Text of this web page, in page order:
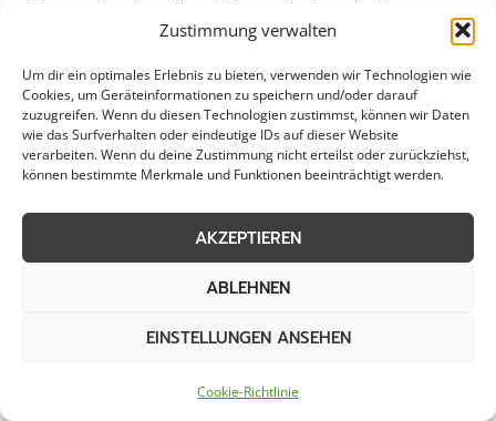
Zustimmung verwalten
Um dir ein optimales Erlebnis zu bieten, verwenden wir Technologien wie
Cookies, um Geräteinformationen zu speichern und/oder darauf
zuzugreifen. Wenn du diesen Technologien zustimmst, können wir Daten
wie das Surfverhalten oder eindeutige IDs auf dieser Website
verarbeiten. Wenn du deine Zustimmung nicht erteilst oder zurückziehst,
können bestimmte Merkmale und Funktionen beeinträchtigt werden.
AKZEPTIEREN
ABLEHNEN
EINSTELLUNGEN ANSEHEN
Cookie-Richtlinie
Die professionellen Pflanzarbeiten in Horn-
Lehe bieten maßgeschneiderte Lösungen für
jede Anforderung. Egal, ob es um die
Neugestaltung eines Privatgartens, die
Begrünung von öffentlichen Plätzen oder die
Pflege von Grünanlagen geht – die Experten
setzen ihr Fachwissen und ihre Erfahrung ein,
um individuelle Kundenwünsche zu erfüllen
kreativen Konzepten und professioneller
Lehe und schaffen grüne Lebensräume für